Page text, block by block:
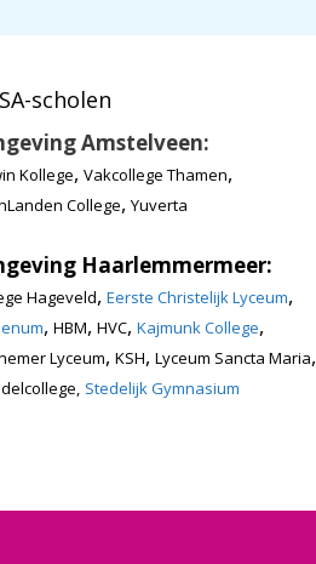
scholen
Amstelveen:
Kollege, Vakcollege Thamen,
College, Yuverta
Haarlemmermeer:
Hageveld, Eerste Christelijk Lyceum,
, HBM, HVC, Kajmunk College,
Lyceum, KSH, Lyceum Sancta Maria,
Stedelijk Gymnasium